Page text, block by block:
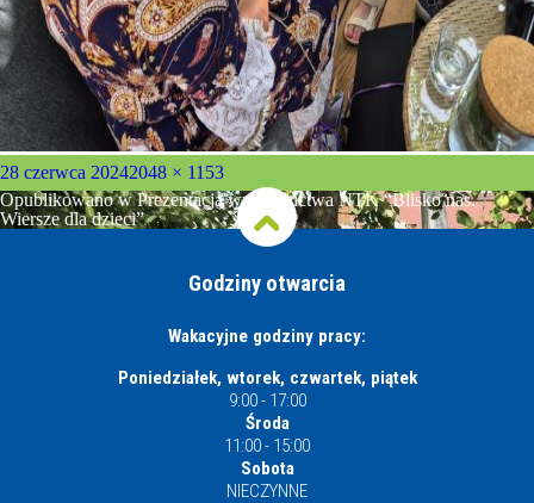
Opublikowano
28 czerwca 2024Pełny
rozmiar
2048 × 1153
Nawigacja
wpisu
Opublikowano wPrezentacja wydawnictwa NTK “Blisko nas.
Wiersze dla dzieci”
Godziny otwarcia
Wakacyjne godziny pracy:
Poniedziałek, wtorek, czwartek, piątek
9:00 - 17:00
Środa
11:00 - 15:00
Sobota
NIECZYNNE